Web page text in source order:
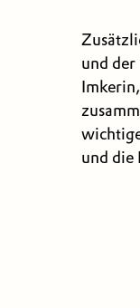
und
und die